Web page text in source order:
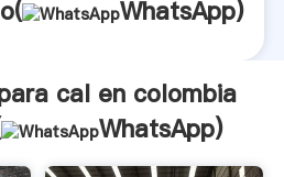
WhatsApp)
cal en colombia
WhatsApp)